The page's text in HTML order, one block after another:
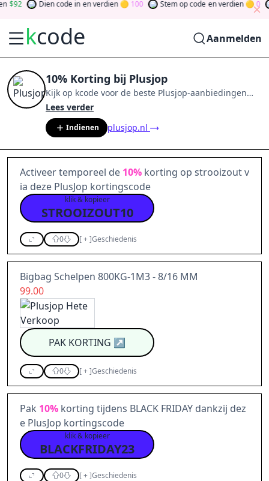
92 Dien code in en verdien 100 Stem op code en verdien 0
kcode Aanmelden
10% Korting bij Plusjop
Kijk op kcode voor de beste Plusjop-aanbiedingen
vanaug 2026
tokens door bij te dragen via stemmen, testen, delen
en meer. Drehen Sie den Glücksklee
Sie Geld
Lees verder
Indienen plusjop.nl
Activeer temporeel de 10% korting op strooizout v
ia deze PlusJop kortingscode
klik & kopieer
STROOIZOUT10
0 [+]Geschiedenis
Bigbag Schelpen 800KG-1M3 - 8/16 MM
99.00
PAK KORTING ↗
0 [+]Geschiedenis
Pak 10% korting tijdens BLACK FRIDAY dankzij dez
e PlusJop kortingscode
klik & kopieer
BLACKFRIDAY23
0 [+]Geschiedenis